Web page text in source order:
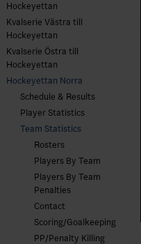
Hockeyettan
Kvalserie Västra till
Hockeyettan
Kvalserie Östra till
Hockeyettan
Hockeyettan Norra
Schedule & Results
Player Statistics
Team Statistics
Rosters
Players By Team
Players By Team
Penalties
Contact
Scoring/Goalkeeping
PP/Penalty Killing